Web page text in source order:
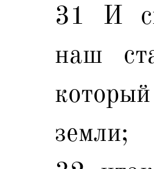
31 И
наш
земли;